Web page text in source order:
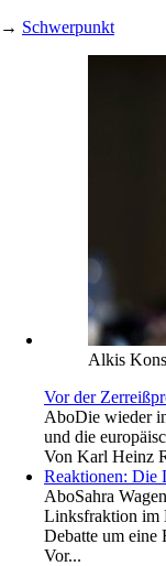
→ Schwerpunkt
Alkis
Vor der
AboDie wieder
und die
Von Karl Heinz
Reaktionen: Die
AboSahra
Linksfraktion im
Debatte um eine
Vor...